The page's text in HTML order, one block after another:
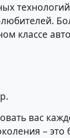
классе
вас
–